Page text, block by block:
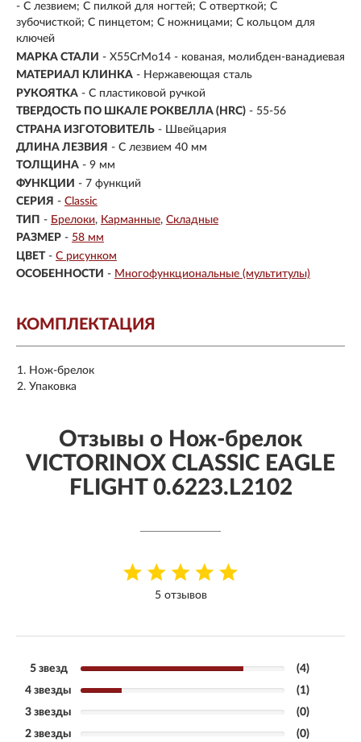
- С лезвием; С пилкой для ногтей; С отверткой; С
зубочисткой; С пинцетом; С ножницами; С кольцом для
ключей
МАРКА СТАЛИ - X55CrMo14 - кованая, молибден-ванадиевая
МАТЕРИАЛ КЛИНКА - Нержавеющая сталь
РУКОЯТКА - С пластиковой ручкой
ТВЕРДОСТЬ ПО ШКАЛЕ РОКВЕЛЛА (HRC) - 55-56
СТРАНА ИЗГОТОВИТЕЛЬ - Швейцария
ДЛИНА ЛЕЗВИЯ - С лезвием 40 мм
ТОЛЩИНА - 9 мм
ФУНКЦИИ - 7 функций
СЕРИЯ - Classic
ТИП - Брелоки Карманные Складные
РАЗМЕР - 58 мм
ЦВЕТ - С рисунком
ОСОБЕННОСТИ - Многофункциональные (мультитулы)
КОМПЛЕКТАЦИЯ
Нож-брелок
Упаковка
Отзывы о Нож-брелок
VICTORINOX CLASSIC EAGLE
FLIGHT 0.6223.L2102
5 отзывов
5 звезд
(4)
4 звезды
(1)
3 звезды
(0)
2 звезды
(0)